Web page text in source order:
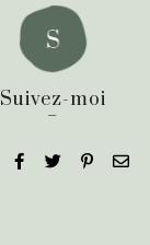
Suivez-moi
_